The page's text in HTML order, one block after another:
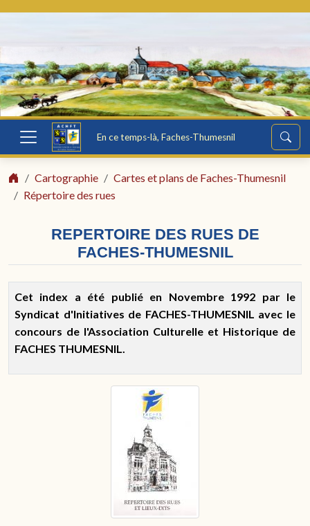
En ce temps-là, Faches-Thumesnil
Cartographie
Cartes et plans de Faches-Thumesnil
Répertoire des rues
REPERTOIRE DES RUES DE
FACHES-THUMESNIL
Cet index a été publié en Novembre 1992 par le
Syndicat d'Initiatives de FACHES-THUMESNIL avec le
concours de l'Association Culturelle et Historique de
FACHES THUMESNIL.